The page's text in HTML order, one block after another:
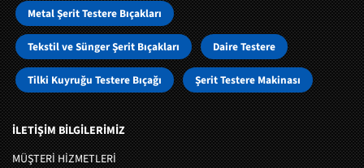
Metal Şerit Testere Bıçakları
Tekstil ve Sünger Şerit Bıçakları Daire Testere
Tilki Kuyruğu Testere Bıçağı Şerit Testere Makinası
İLETİŞİM BİLGİLERİMİZ
MÜŞTERI HIZMETLERI